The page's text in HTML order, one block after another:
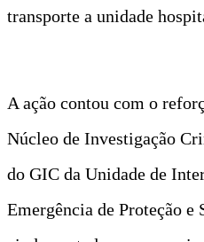
transporte a unidade
A ação contou com o
Núcleo de Investigação
do GIC da Unidade de
Emergência de Proteção e